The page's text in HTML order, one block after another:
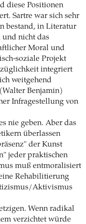
diese Positionen
Sartre war sich sehr
bestand, in Literatur
und nicht das
Moral und
soziale Projekt
integriert
weitgehend
Benjamin)
Infragestellung von
nie geben. Aber das
überlassen
der Kunst
jeder praktischen
muß entmoralisiert
Rehabilitierung
Aktivismus
Wenn radikal
verzichtet würde